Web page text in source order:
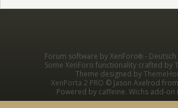
Forum software by XenForo® -
Some XenForo functionality crafted by
Theme designed by
XenPorta 2 PRO © Jason Axelrod from
Powered by caffeine. Wichs add-on